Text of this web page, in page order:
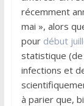
récemment
mai », alors
pour début
statistique
infections et
à parier que,